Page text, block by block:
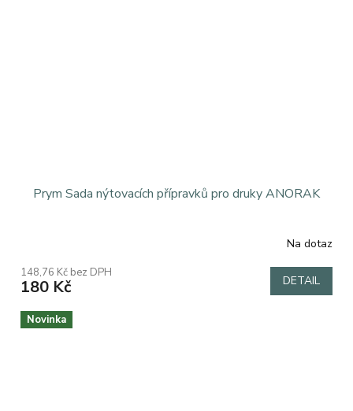
Prym Sada nýtovacích přípravků pro druky ANORAK
produktu
je
Na dotaz
148,76 Kč bez DPH
180 Kč DETAIL
Novinka